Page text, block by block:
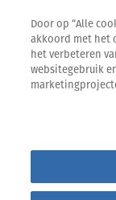
Vind de
Wij zijn
Door op “Alle
akkoord met het
het verbeteren
websitegebruik